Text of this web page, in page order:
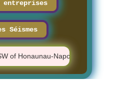
entreprises
Séismes
Honaunau-Napoopoo, Hawaii -